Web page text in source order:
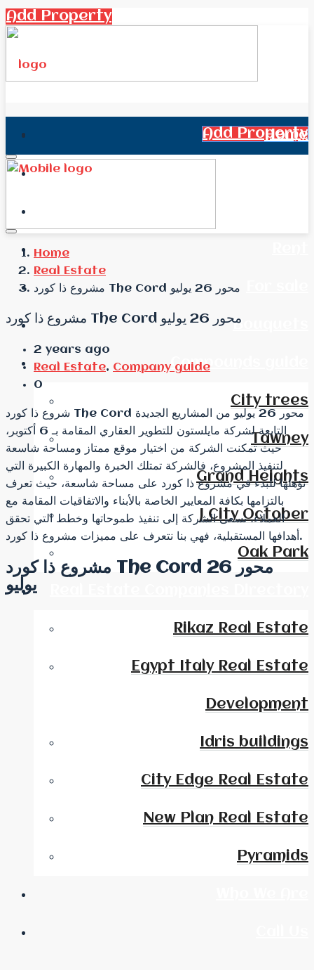
Add Property
Add Property
Home
Bouquets
Compounds guide
City trees
Tawney
Grand Heights
J City October
Oak Park
Rikaz Real Estate
Egypt Italy Real Estate
Development
Idris buildings
City Edge Real Estate
New Plan Real Estate
Pyramids
Home
Real Estate
مشروع ذا كورد The Cord محور 26 يوليو
مشروع ذا كورد The Cord محور 26 يوليو
2 years ago
Real Estate, Company guide
0
شروع ذا كورد The Cord محور 26 يوليو من المشاريع الجديدة
التابعة لشركة مايلستون للتطوير العقاري المقامة بـ 6 أكتوبر،
حيث تمكنت الشركة من اختيار موقع ممتاز ومساحة شاسعة
لتنفيذ المشروع، فالشركة تمتلك الخبرة والمهارة الكبيرة التي
تؤهلها للبدء في مشروع ذا كورد على مساحة شاسعة، حيث تعرف
بالتزامها بكافة المعايير الخاصة بالأبناء والاتفاقيات المقامة مع
العملاء، تسعى الشركة إلى تنفيذ طموحاتها وخطط التي تحقق
أهدافها المستقبلية، فهي بنا نتعرف على مميزات مشروع ذا كورد.
مشروع ذا كورد The Cord محور 26
يوليو